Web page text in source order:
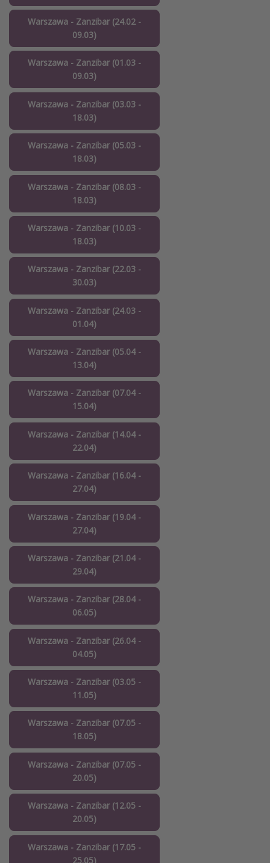
Warszawa - Zanzibar (24.02 -
09.03)
Warszawa - Zanzibar (01.03 -
09.03)
Warszawa - Zanzibar (03.03 -
18.03)
Warszawa - Zanzibar (05.03 -
18.03)
Warszawa - Zanzibar (08.03 -
18.03)
Warszawa - Zanzibar (10.03 -
18.03)
Warszawa - Zanzibar (22.03 -
30.03)
Warszawa - Zanzibar (24.03 -
01.04)
Warszawa - Zanzibar (05.04 -
13.04)
Warszawa - Zanzibar (07.04 -
15.04)
Warszawa - Zanzibar (14.04 -
22.04)
Warszawa - Zanzibar (16.04 -
27.04)
Warszawa - Zanzibar (19.04 -
27.04)
Warszawa - Zanzibar (21.04 -
29.04)
Warszawa - Zanzibar (28.04 -
06.05)
Warszawa - Zanzibar (26.04 -
04.05)
Warszawa - Zanzibar (03.05 -
11.05)
Warszawa - Zanzibar (07.05 -
18.05)
Warszawa - Zanzibar (07.05 -
20.05)
Warszawa - Zanzibar (12.05 -
20.05)
Warszawa - Zanzibar (17.05 -
25.05)